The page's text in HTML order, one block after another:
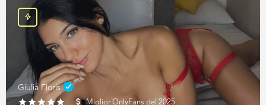
Giulia Floris
Miglior OnlyFans del 2025